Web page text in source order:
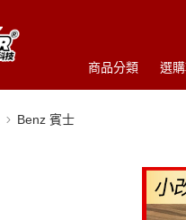
商品分類 選
Benz 賓士